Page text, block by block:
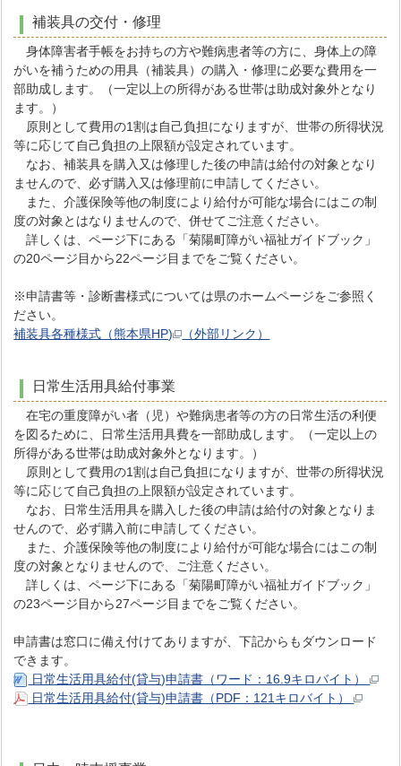
補装具の交付・修理
身体障害者手帳をお持ちの方や難病患者等の方に、身体上の障
がいを補うための用具（補装具）の購入・修理に必要な費用を一
部助成します。（一定以上の所得がある世帯は助成対象外となり
ます。）
原則として費用の1割は自己負担になりますが、世帯の所得状況
等に応じて自己負担の上限額が設定されています。
なお、補装具を購入又は修理した後の申請は給付の対象となり
ませんので、必ず購入又は修理前に申請してください。
また、介護保険等他の制度により給付が可能な場合にはこの制
度の対象とはなりませんので、併せてご注意ください。
詳しくは、ページ下にある「菊陽町障がい福祉ガイドブック」
の20ページ目から22ページ目までをご覧ください。
※申請書等・診断書様式については県のホームページをご参照く
ださい。
補装具各種様式（熊本県HP)
（外部リンク）
日常生活用具給付事業
在宅の重度障がい者（児）や難病患者等の方の日常生活の利便
を図るために、日常生活用具費を一部助成します。（一定以上の
所得がある世帯は助成対象外となります。）
原則として費用の1割は自己負担になりますが、世帯の所得状況
等に応じて自己負担の上限額が設定されています。
なお、日常生活用具を購入した後の申請は給付の対象となりま
せんので、必ず購入前に申請してください。
また、介護保険等他の制度により給付が可能な場合にはこの制
度の対象となりませんので、ご注意ください。
詳しくは、ページ下にある「菊陽町障がい福祉ガイドブック」
の23ページ目から27ページ目までをご覧ください。
申請書は窓口に備え付けてありますが、下記からもダウンロード
できます。
日常生活用具給付(貸与)申請書（ワード：16.9キロバイト）
日常生活用具給付(貸与)申請書（PDF：121キロバイト）